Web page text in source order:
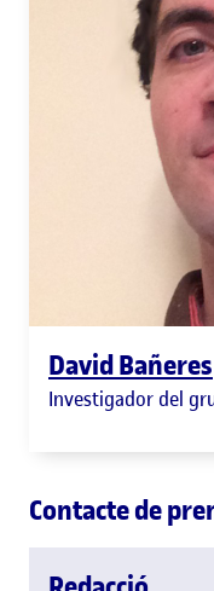
David Bañeres
Investigador del
Contacte de